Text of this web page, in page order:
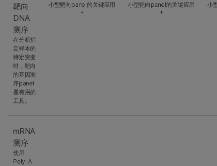
靶向
DNA
测序
在分析指
定样本的
特定突变
时，靶向
的基因测
序panel
是有用的
工具。
小型靶向panel的关键应用
*
小型靶向panel的关键应用
*
小
mRNA
测序
使用
Poly-A